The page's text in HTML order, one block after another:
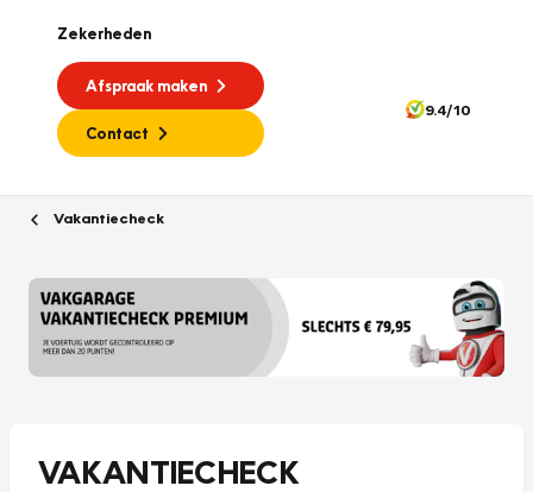
Zekerheden
Afspraak maken
Contact
9.4/10
Vakantiecheck
VAKANTIECHECK